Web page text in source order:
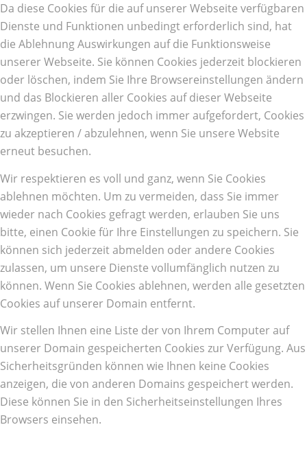
Da diese Cookies für die auf unserer Webseite verfügbaren
Dienste und Funktionen unbedingt erforderlich sind, hat
die Ablehnung Auswirkungen auf die Funktionsweise
unserer Webseite. Sie können Cookies jederzeit blockieren
oder löschen, indem Sie Ihre Browsereinstellungen ändern
und das Blockieren aller Cookies auf dieser Webseite
erzwingen. Sie werden jedoch immer aufgefordert, Cookies
zu akzeptieren / abzulehnen, wenn Sie unsere Website
erneut besuchen.
Wir respektieren es voll und ganz, wenn Sie Cookies
ablehnen möchten. Um zu vermeiden, dass Sie immer
wieder nach Cookies gefragt werden, erlauben Sie uns
bitte, einen Cookie für Ihre Einstellungen zu speichern. Sie
können sich jederzeit abmelden oder andere Cookies
zulassen, um unsere Dienste vollumfänglich nutzen zu
können. Wenn Sie Cookies ablehnen, werden alle gesetzten
Cookies auf unserer Domain entfernt.
Wir stellen Ihnen eine Liste der von Ihrem Computer auf
unserer Domain gespeicherten Cookies zur Verfügung. Aus
Sicherheitsgründen können wie Ihnen keine Cookies
anzeigen, die von anderen Domains gespeichert werden.
Diese können Sie in den Sicherheitseinstellungen Ihres
Browsers einsehen.